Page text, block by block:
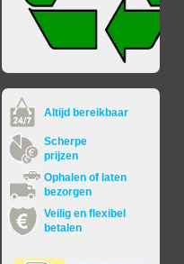
Altijd bereikbaar
Scherpe
prijzen
Ophalen of laten
bezorgen
Veilig en flexibel
betalen